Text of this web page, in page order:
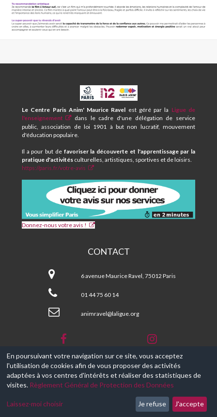
CPA
ET
CENTRE
SOCIAL
MAURICE
Le Centre Paris Anim' Maurice Ravel est géré par la Ligue de
l'enseignement
dans le cadre d'une délégation de service
public, association de loi 1901 à but non lucratif, mouvement
d'éducation populaire.
Il a pour but de favoriser la découverte et l'apprentissage par la
pratique d'activités culturelles, artistiques, sportives et de loisirs.
https://paris.fr/votre-avis
Donnez-nous votre avis !
CONTACT
Centre
Social
MAURICE
6 avenue Maurice Ravel, 75012 Paris
01 44 75 60 14
animravel@laligue.org
© 2017-2026, Ce site est propulsé par Aniapps.fr
CGV
En poursuivant votre navigation sur ce site, vous acceptez
l'utilisation de cookies afin de vous proposer des activités
adaptées à vos centres d'intérêts et réaliser des statistiques de
visites. Règlement Général de Protection des Données
Laissez-moi choisir Je refuse J'accepte